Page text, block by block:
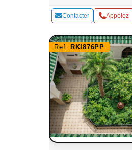
Contacter Appelez
Ref: RKI876PP